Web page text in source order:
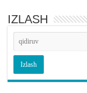
IZLASH